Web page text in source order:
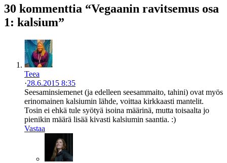
30 kommenttia “Vegaanin ravitsemus osa
1: kalsium”
Teea
·28.6.2015 8:35
Seesaminsiemenet (ja edelleen seesammaito, tahini) ovat myös
erinomainen kalsiumin lähde, voittaa kirkkaasti mantelit.
Tosin ei ehkä tule syötyä isoina määrinä, mutta toisaalta jo
pienikin määrä lisää kivasti kalsiumin saantia. :)
Vastaa